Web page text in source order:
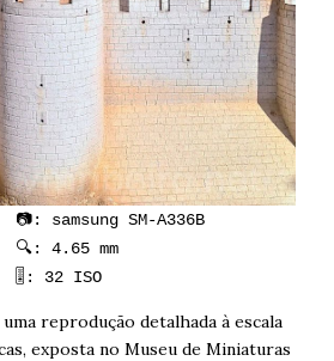
samsung SM-A336B
4.65 mm
32 ISO
reprodução detalhada à escala
exposta no Museu de Miniaturas